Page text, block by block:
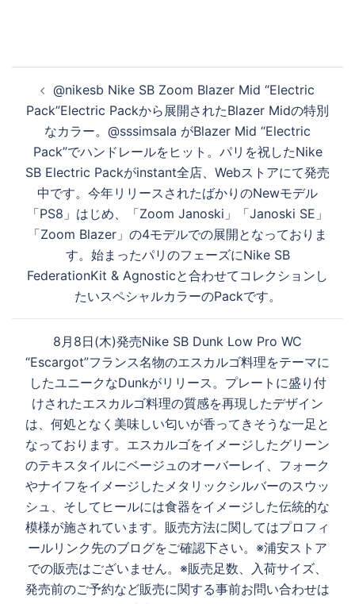
ナ
ゲ
@nikesb Nike SB Zoom Blazer Mid “Electric
Pack”Electric Packから展開されたBlazer Midの特別
なカラー。@sssimsala がBlazer Mid “Electric
Pack”でハンドレールをヒット。パリを祝したNike
SB Electric Packがinstant全店、Webストアにて発売
中です。今年リリースされたばかりのNewモデル
「PS8」はじめ、「Zoom Janoski」「Janoski SE」
「Zoom Blazer」の4モデルでの展開となっておりま
す。始まったパリのフェーズにNike SB
FederationKit & Agnosticと合わせてコレクションし
たいスペシャルカラーのPackです。
8月8日(木)発売Nike SB Dunk Low Pro WC
“Escargot”フランス名物のエスカルゴ料理をテーマに
したユニークなDunkがリリース。プレートに盛り付
けされたエスカルゴ料理の質感を再現したデザイン
は、何処となく美味しい匂いが香ってきそうな一足と
なっております。エスカルゴをイメージしたグリーン
のテキスタイルにベージュのオーバーレイ、フォーク
やナイフをイメージしたメタリックシルバーのスウッ
シュ、そしてヒールには食器をイメージした伝統的な
模様が施されています。販売方法に関してはプロフィ
ールリンク先のブログをご確認下さい。※浦安ストア
での販売はございません。※販売足数、入荷サイズ、
発売前のご予約など販売に関する事前お問い合わせは